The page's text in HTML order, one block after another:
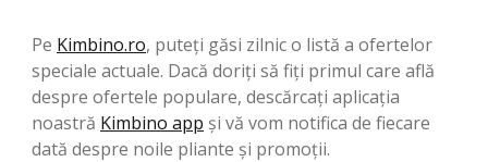
Pe Kimbino.ro, puteți găsi zilnic o listă a ofertelor
speciale actuale. Dacă doriți să fiți primul care află
despre ofertele populare, descărcați aplicația
noastră Kimbino app și vă vom notifica de fiecare
dată despre noile pliante și promoții.